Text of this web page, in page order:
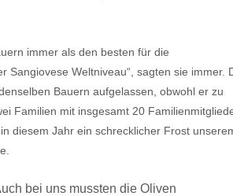
immer als den besten für die
Sangiovese Weltniveau“, sagten sie immer.
Bauern aufgelassen, obwohl er zu
Familien mit insgesamt 20
diesem Jahr ein schrecklicher Frost
bei uns mussten die Oliven